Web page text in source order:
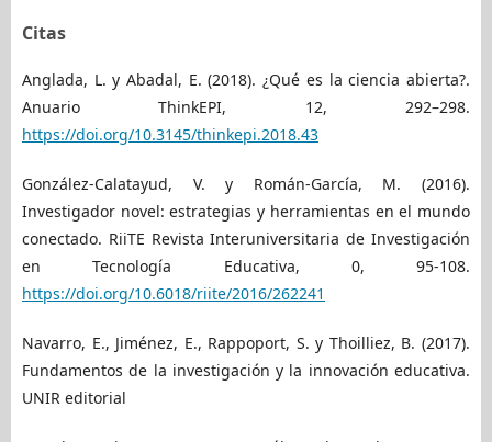
Citas
Anglada, L. y Abadal, E. (2018). ¿Qué es la ciencia abierta?.
Anuario ThinkEPI, 12, 292–298.
https://doi.org/10.3145/thinkepi.2018.43
González-Calatayud, V. y Román-García, M. (2016).
Investigador novel: estrategias y herramientas en el mundo
conectado. RiiTE Revista Interuniversitaria de Investigación
en Tecnología Educativa, 0, 95-108.
https://doi.org/10.6018/riite/2016/262241
Navarro, E., Jiménez, E., Rappoport, S. y Thoilliez, B. (2017).
Fundamentos de la investigación y la innovación educativa.
UNIR editorial